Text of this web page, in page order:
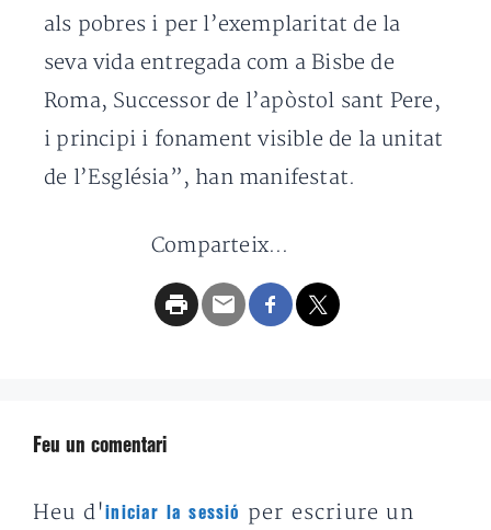
als pobres i per l’exemplaritat de la
seva vida entregada com a Bisbe de
Roma, Successor de l’apòstol sant Pere,
i principi i fonament visible de la unitat
de l’Església”, han manifestat.
Comparteix...
Feu un comentari
Heu d'iniciar la sessió
per escriure un